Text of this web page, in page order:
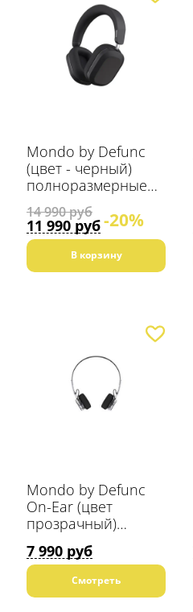
Mondo by Defunc
(цвет - черный)
полноразмерные
Bluetooth наушники
В корзину
11 990 руб
14 990 руб -20%
Mondo by Defunc
On-Ear (цвет
прозрачный)
накладные
Bluetooth наушники
Смотреть
7 990 руб